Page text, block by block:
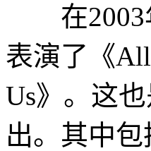
在2003年
表演了《All
Us》。这
出。其中